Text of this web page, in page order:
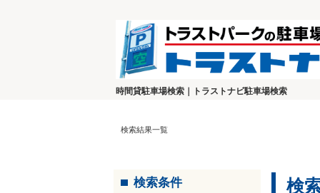
時間貸駐車場検索｜トラストナビ駐車場検索
検索結果一覧
検索条件 検